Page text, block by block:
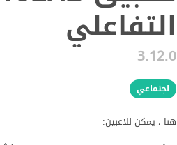
التفاعلي
3.12.0
اجتماعي
هنا ، يمكن للاعبين: